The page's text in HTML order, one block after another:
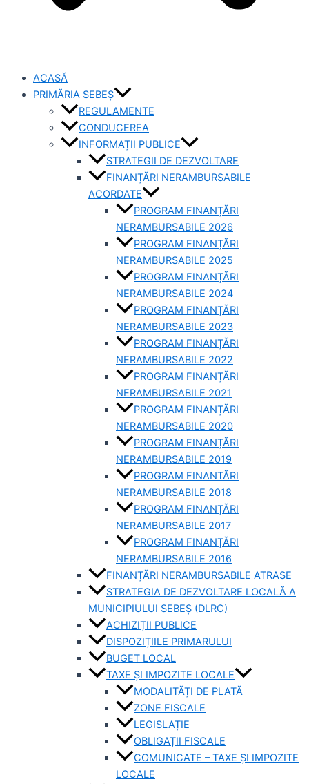
ACASĂ
PRIMĂRIA SEBEȘ
REGULAMENTE
CONDUCEREA
INFORMAȚII PUBLICE
STRATEGII DE DEZVOLTARE
FINANȚĂRI NERAMBURSABILE
ACORDATE
PROGRAM FINANȚĂRI
NERAMBURSABILE 2026
PROGRAM FINANȚĂRI
NERAMBURSABILE 2025
PROGRAM FINANȚĂRI
NERAMBURSABILE 2024
PROGRAM FINANȚĂRI
NERAMBURSABILE 2023
PROGRAM FINANȚĂRI
NERAMBURSABILE 2022
PROGRAM FINANȚĂRI
NERAMBURSABILE 2021
PROGRAM FINANȚĂRI
NERAMBURSABILE 2020
PROGRAM FINANȚĂRI
NERAMBURSABILE 2019
PROGRAM FINANTĂRI
NERAMBURSABILE 2018
PROGRAM FINANȚĂRI
NERAMBURSABILE 2017
PROGRAM FINANȚĂRI
NERAMBURSABILE 2016
FINANȚĂRI NERAMBURSABILE ATRASE
STRATEGIA DE DEZVOLTARE LOCALĂ A
MUNICIPIULUI SEBEȘ (DLRC)
ACHIZIȚII PUBLICE
DISPOZIȚIILE PRIMARULUI
BUGET LOCAL
TAXE ȘI IMPOZITE LOCALE
MODALITĂȚI DE PLATĂ
ZONE FISCALE
LEGISLAȚIE
OBLIGAȚII FISCALE
COMUNICATE – TAXE ȘI IMPOZITE
LOCALE